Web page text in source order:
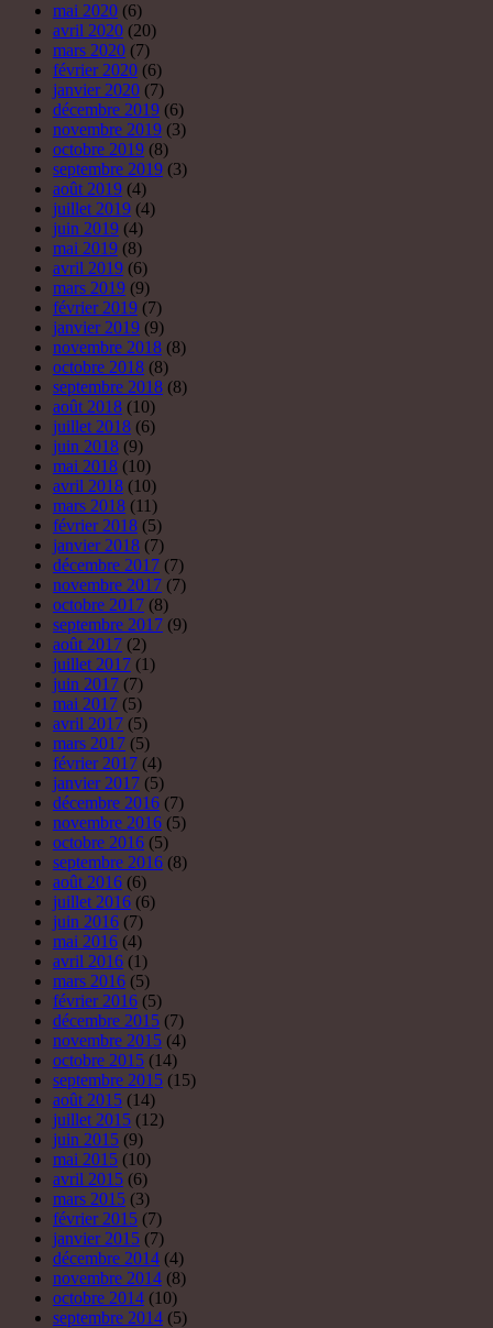
mai 2020 (6)
avril 2020 (20)
mars 2020 (7)
février 2020 (6)
janvier 2020 (7)
décembre 2019 (6)
novembre 2019 (3)
octobre 2019 (8)
septembre 2019 (3)
août 2019 (4)
juillet 2019 (4)
juin 2019 (4)
mai 2019 (8)
avril 2019 (6)
mars 2019 (9)
février 2019 (7)
janvier 2019 (9)
novembre 2018 (8)
octobre 2018 (8)
septembre 2018 (8)
août 2018 (10)
juillet 2018 (6)
juin 2018 (9)
mai 2018 (10)
avril 2018 (10)
mars 2018 (11)
février 2018 (5)
janvier 2018 (7)
décembre 2017 (7)
novembre 2017 (7)
octobre 2017 (8)
septembre 2017 (9)
août 2017 (2)
juillet 2017 (1)
juin 2017 (7)
mai 2017 (5)
avril 2017 (5)
mars 2017 (5)
février 2017 (4)
janvier 2017 (5)
décembre 2016 (7)
novembre 2016 (5)
octobre 2016 (5)
septembre 2016 (8)
août 2016 (6)
juillet 2016 (6)
juin 2016 (7)
mai 2016 (4)
avril 2016 (1)
mars 2016 (5)
février 2016 (5)
décembre 2015 (7)
novembre 2015 (4)
octobre 2015 (14)
septembre 2015 (15)
août 2015 (14)
juillet 2015 (12)
juin 2015 (9)
mai 2015 (10)
avril 2015 (6)
mars 2015 (3)
février 2015 (7)
janvier 2015 (7)
décembre 2014 (4)
novembre 2014 (8)
octobre 2014 (10)
septembre 2014 (5)